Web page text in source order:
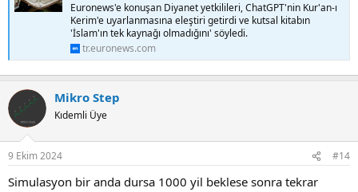
Euronews'e konuşan Diyanet yetkilileri, ChatGPT'nin Kur'an-ı
Kerim'e uyarlanmasına eleştiri getirdi ve kutsal kitabın
'İslam'ın tek kaynağı olmadığını' söyledi.
tr.euronews.com
Mikro Step
Kıdemli Üye
9 Ekim 2024 #14
Simulasyon bir anda dursa 1000 yil beklese sonra tekrar